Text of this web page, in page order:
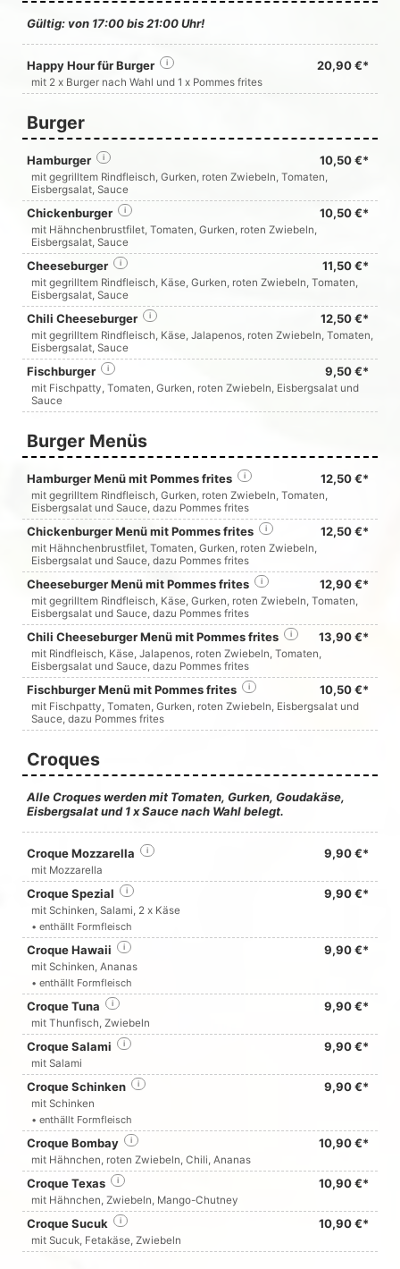
Gültig: von 17:00 bis 21:00 Uhr!
Happy Hour für Burger 20,90 €*
i
mit 2 x Burger nach Wahl und 1 x Pommes frites
Burger
Hamburger 10,50 €*
i
mit gegrilltem Rindfleisch, Gurken, roten Zwiebeln, Tomaten,
Eisbergsalat, Sauce
Chickenburger 10,50 €*
i
mit Hähnchenbrustfilet, Tomaten, Gurken, roten Zwiebeln,
Eisbergsalat, Sauce
Cheeseburger 11,50 €*
i
mit gegrilltem Rindfleisch, Käse, Gurken, roten Zwiebeln, Tomaten,
Eisbergsalat, Sauce
Chili Cheeseburger 12,50 €*
i
mit gegrilltem Rindfleisch, Käse, Jalapenos, roten Zwiebeln, Tomaten,
Eisbergsalat, Sauce
Fischburger 9,50 €*
i
mit Fischpatty, Tomaten, Gurken, roten Zwiebeln, Eisbergsalat und
Sauce
Burger Menüs
Hamburger Menü mit Pommes frites 12,50 €*
i
mit gegrilltem Rindfleisch, Gurken, roten Zwiebeln, Tomaten,
Eisbergsalat und Sauce, dazu Pommes frites
Chickenburger Menü mit Pommes frites 12,50 €*
i
mit Hähnchenbrustfilet, Tomaten, Gurken, roten Zwiebeln,
Eisbergsalat und Sauce, dazu Pommes frites
Cheeseburger Menü mit Pommes frites 12,90 €*
i
mit gegrilltem Rindfleisch, Käse, Gurken, roten Zwiebeln, Tomaten,
Eisbergsalat und Sauce, dazu Pommes frites
Chili Cheeseburger Menü mit Pommes frites 13,90 €*
i
mit Rindfleisch, Käse, Jalapenos, roten Zwiebeln, Tomaten,
Eisbergsalat und Sauce, dazu Pommes frites
Fischburger Menü mit Pommes frites 10,50 €*
i
mit Fischpatty, Tomaten, Gurken, roten Zwiebeln, Eisbergsalat und
Sauce, dazu Pommes frites
Croques
Alle Croques werden mit Tomaten, Gurken, Goudakäse,
Eisbergsalat und 1 x Sauce nach Wahl belegt.
Croque Mozzarella 9,90 €*
i
mit Mozzarella
Croque Spezial 9,90 €*
i
mit Schinken, Salami, 2 x Käse
• enthällt Formfleisch
Croque Hawaii 9,90 €*
i
mit Schinken, Ananas
• enthällt Formfleisch
Croque Tuna 9,90 €*
i
mit Thunfisch, Zwiebeln
Croque Salami 9,90 €*
i
mit Salami
Croque Schinken 9,90 €*
i
mit Schinken
• enthällt Formfleisch
Croque Bombay 10,90 €*
i
mit Hähnchen, roten Zwiebeln, Chili, Ananas
Croque Texas 10,90 €*
i
mit Hähnchen, Zwiebeln, Mango-Chutney
Croque Sucuk 10,90 €*
i
mit Sucuk, Fetakäse, Zwiebeln